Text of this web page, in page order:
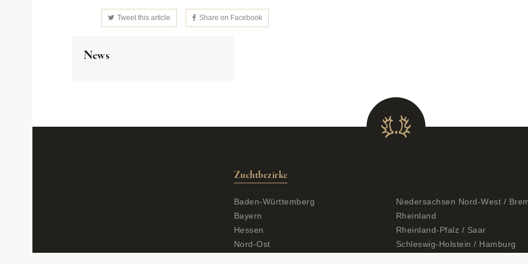
Tweet this article Share on Facebook
News
Zuchtbezirke
Baden-Württemberg
Bayern
Hessen
Nord-Ost
Niedersachsen Nord-West /
Rheinland
Rheinland-Pfalz / Saar
Schleswig-Holstein / Hamburg